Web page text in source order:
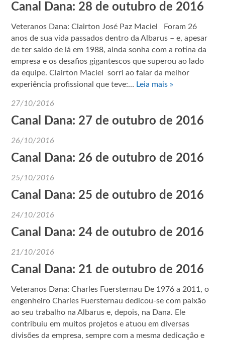
Canal Dana: 28 de outubro de 2016
Veteranos Dana: Clairton José Paz Maciel Foram 26
anos de sua vida passados dentro da Albarus – e, apesar
de ter saído de lá em 1988, ainda sonha com a rotina da
empresa e os desafios gigantescos que superou ao lado
da equipe. Clairton Maciel sorri ao falar da melhor
experiência profissional que teve:… Leia mais »
27/10/2016
Canal Dana: 27 de outubro de 2016
26/10/2016
Canal Dana: 26 de outubro de 2016
25/10/2016
Canal Dana: 25 de outubro de 2016
24/10/2016
Canal Dana: 24 de outubro de 2016
21/10/2016
Canal Dana: 21 de outubro de 2016
Veteranos Dana: Charles Fuersternau De 1976 a 2011, o
engenheiro Charles Fuersternau dedicou-se com paixão
ao seu trabalho na Albarus e, depois, na Dana. Ele
contribuiu em muitos projetos e atuou em diversas
divisões da empresa, sempre com a mesma dedicação e